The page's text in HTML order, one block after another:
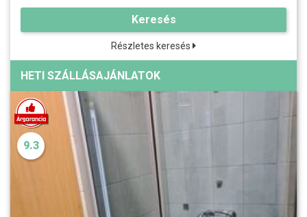
Keresés
Részletes keresés
HETI SZÁLLÁSAJÁNLATOK
9.3